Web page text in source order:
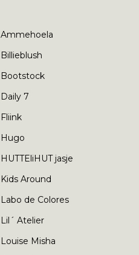
Ammehoela
Billieblush
Bootstock
Daily 7
Fliink
Hugo
HUTTEliHUT jasje
Kids Around
Labo de Colores
Lil´ Atelier
Louise Misha